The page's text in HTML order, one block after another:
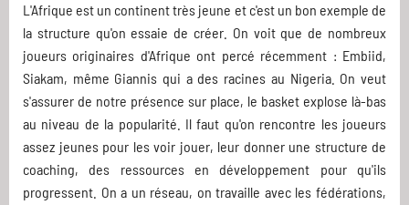
L'Afrique est un continent très jeune et c'est un bon exemple de
la structure qu'on essaie de créer. On voit que de nombreux
joueurs originaires d'Afrique ont percé récemment : Embiid,
Siakam, même Giannis qui a des racines au Nigeria. On veut
s'assurer de notre présence sur place, le basket explose là-bas
au niveau de la popularité. Il faut qu'on rencontre les joueurs
assez jeunes pour les voir jouer, leur donner une structure de
coaching, des ressources en développement pour qu'ils
progressent. On a un réseau, on travaille avec les fédérations,